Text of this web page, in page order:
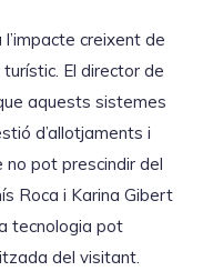
creixent de
El director de
aquests sistemes
d’allotjaments i
no pot prescindir del
Roca i Karina Gibert
tecnologia pot
del visitant.